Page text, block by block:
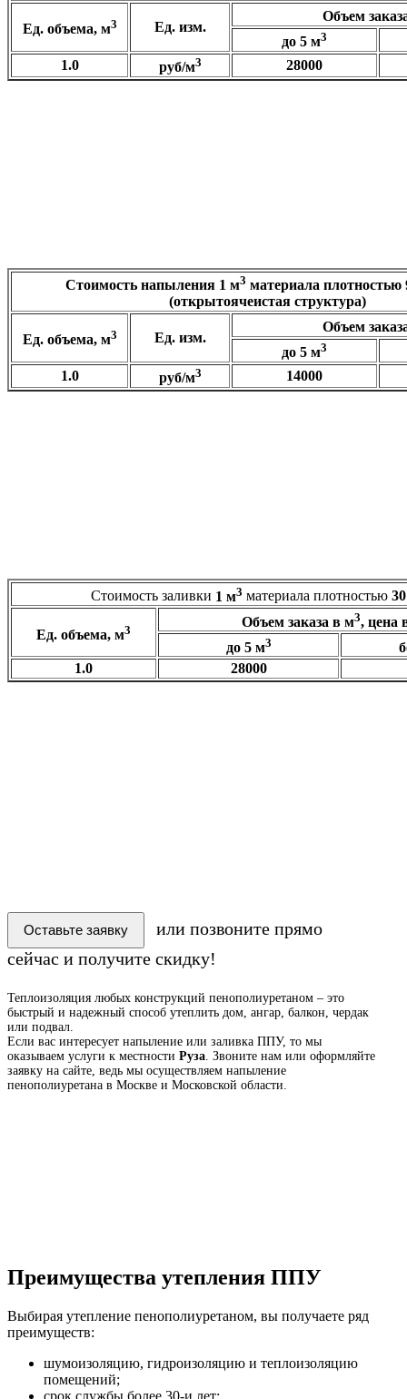
Ед. объема, м3 Ед. изм.
Объем
до 5 м3
1.0 руб/м3
28000
Стоимость напыления 1 м3 материала плотностью
(открытоячеистая структура)
Ед. объема, м3 Ед. изм.
Объем
до 5 м3
1.0 руб/м3
14000
Стоимость заливки 1 м3 материала плотностью
Ед. объема, м3
Объем заказа в м3, цена
до 5 м3
1.0
28000
Оставьте заявку
или позвоните прямо
сейчас и получите скидку!
Теплоизоляция любых конструкций пенополиуретаном – это
быстрый и надежный способ утеплить дом, ангар, балкон, чердак
или подвал.
Если вас интересует напыление или заливка ППУ, то мы
оказываем услуги к местности Руза . Звоните нам или оформляйте
заявку на сайте, ведь мы осуществляем напыление
пенополиуретана в Москве и Московской области.
Преимущества утепления ППУ
Выбирая утепление пенополиуретаном, вы получаете ряд
преимуществ:
шумоизоляцию, гидроизоляцию и теплоизоляцию
помещений;
срок службы более 30-и лет;